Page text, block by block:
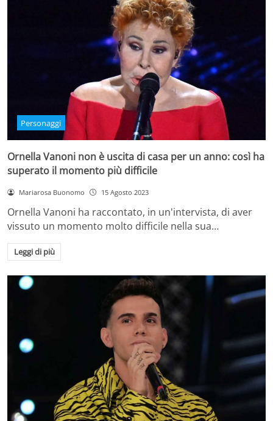
Personaggi
Ornella Vanoni non è uscita di casa per un anno: così ha
superato il momento più difficile
Mariarosa Buonomo 15 Agosto 2023
Ornella Vanoni ha raccontato, in un'intervista, di aver
vissuto un momento molto difficile nella sua…
Leggi di più